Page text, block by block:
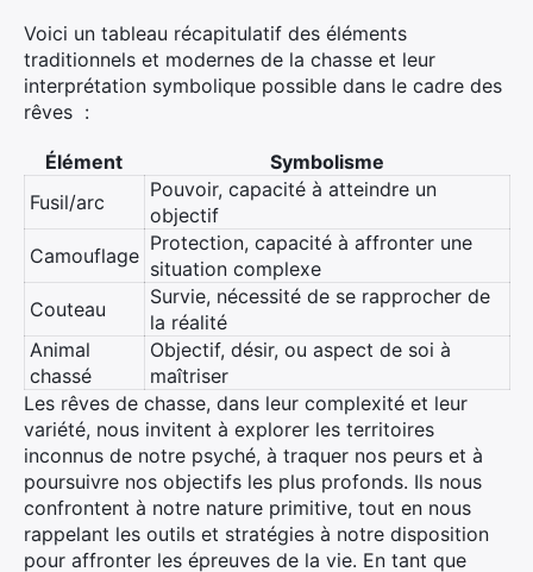
Voici un tableau récapitulatif des éléments
traditionnels et modernes de la chasse et leur
interprétation symbolique possible dans le cadre des
rêves :
Élément
Symbolisme
Fusil/arc
Pouvoir, capacité à atteindre un
objectif
Camouflage
Protection, capacité à affronter une
situation complexe
Couteau
Survie, nécessité de se rapprocher de
la réalité
Animal
chassé
Objectif, désir, ou aspect de soi à
maîtriser
Les rêves de chasse, dans leur complexité et leur
variété, nous invitent à explorer les territoires
inconnus de notre psyché, à traquer nos peurs et à
poursuivre nos objectifs les plus profonds. Ils nous
confrontent à notre nature primitive, tout en nous
rappelant les outils et stratégies à notre disposition
pour affronter les épreuves de la vie. En tant que